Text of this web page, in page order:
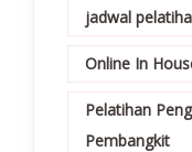
jadwal
Online In
Pelatihan
Pembangkit